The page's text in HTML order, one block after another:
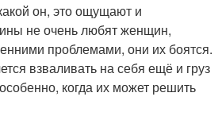
он, это ощущают и
не очень любят женщин,
проблемами, они их боятся.
взваливать на себя ещё и груз
когда их может решить